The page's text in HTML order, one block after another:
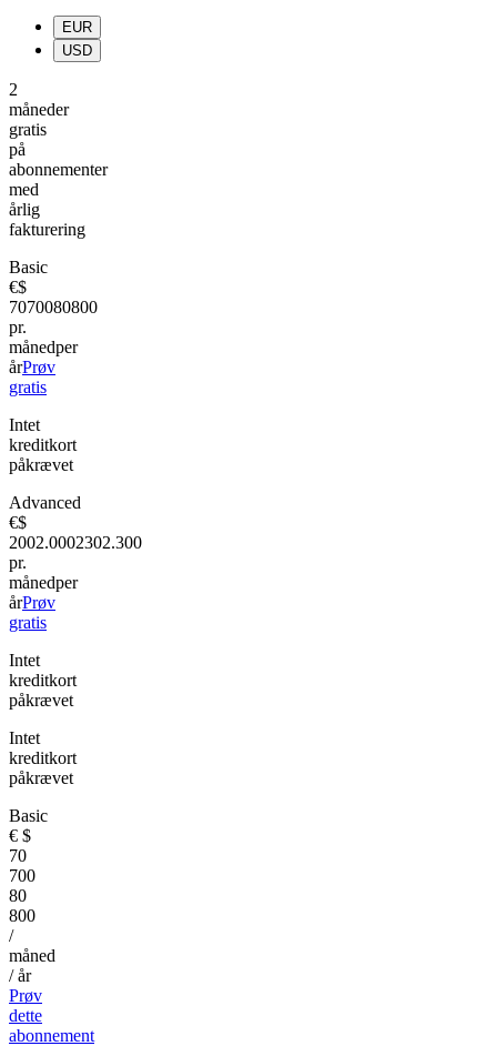
EUR
USD
2
måneder
gratis
på
abonnementer
med
årlig
fakturering
Basic
€$
7070080800
pr.
månedper
årPrøv
gratis
Intet
kreditkort
påkrævet
Advanced
€$
2002.0002302.300
pr.
månedper
årPrøv
gratis
Intet
kreditkort
påkrævet
Intet
kreditkort
påkrævet
Basic
€ $
70
700
80
800
/
måned
/ år
Prøv
dette
abonnement